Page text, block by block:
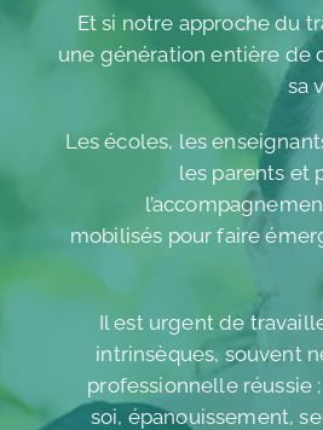
Et si notre approche du
une génération entière de
sa
Les écoles, les
les parents et
mobilisés pour faire
Il est urgent de
intrinsèques, souvent
professionnelle réussie
soi, épanouissement,